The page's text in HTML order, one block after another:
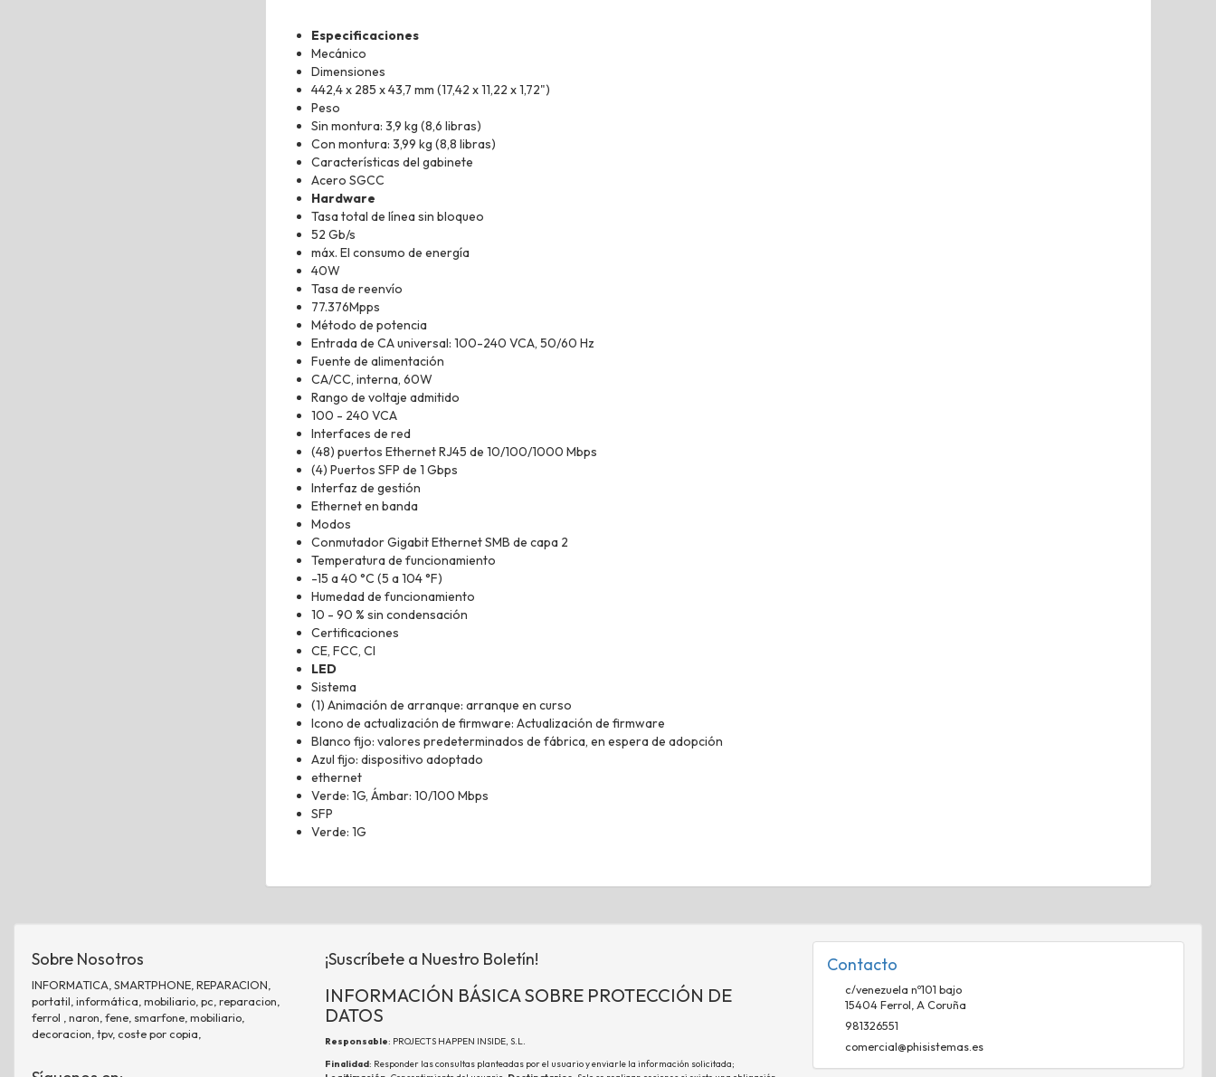
Especificaciones
Mecánico
Dimensiones
442,4 x 285 x 43,7 mm (17,42 x 11,22 x 1,72")
Peso
Sin montura: 3,9 kg (8,6 libras)
Con montura: 3,99 kg (8,8 libras)
Características del gabinete
Acero SGCC
Hardware
Tasa total de línea sin bloqueo
52 Gb/s
máx. El consumo de energía
40W
Tasa de reenvío
77.376Mpps
Método de potencia
Entrada de CA universal: 100-240 VCA, 50/60 Hz
Fuente de alimentación
CA/CC, interna, 60W
Rango de voltaje admitido
100 - 240 VCA
Interfaces de red
(48) puertos Ethernet RJ45 de 10/100/1000 Mbps
(4) Puertos SFP de 1 Gbps
Interfaz de gestión
Ethernet en banda
Modos
Conmutador Gigabit Ethernet SMB de capa 2
Temperatura de funcionamiento
-15 a 40 °C (5 a 104 °F)
Humedad de funcionamiento
10 - 90 % sin condensación
Certificaciones
CE, FCC, CI
LED
Sistema
(1) Animación de arranque: arranque en curso
Icono de actualización de firmware: Actualización de firmware
Blanco fijo: valores predeterminados de fábrica, en espera de adopción
Azul fijo: dispositivo adoptado
ethernet
Verde: 1G, Ámbar: 10/100 Mbps
SFP
Verde: 1G
Sobre Nosotros
INFORMATICA, SMARTPHONE, REPARACION,
portatil, informática, mobiliario, pc, reparacion,
ferrol , naron, fene, smarfone, mobiliario,
decoracion, tpv, coste por copia,
¡Suscríbete a Nuestro Boletín!
INFORMACIÓN BÁSICA SOBRE PROTECCIÓN DE
DATOS
Responsable: PROJECTS HAPPEN INSIDE, S.L.
Finalidad: Responder las consultas planteadas por el usuario y enviarle la información solicitada;
Contacto
c/venezuela nº101 bajo
15404 Ferrol,A Coruña
981326551
comercial@phisistemas.es